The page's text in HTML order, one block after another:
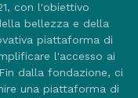
con l'obiettivo
bellezza e della
piattaforma di
l'accesso ai
dalla fondazione, ci
una piattaforma di